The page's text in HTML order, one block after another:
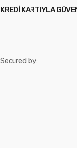
KREDI KARTIYLA
Secured by: